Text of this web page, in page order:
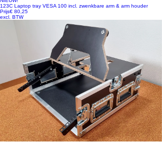
123C Laptop tray VESA 100 incl. zwenkbare arm & arm houder
Prijs€ 80,25
excl. BTW